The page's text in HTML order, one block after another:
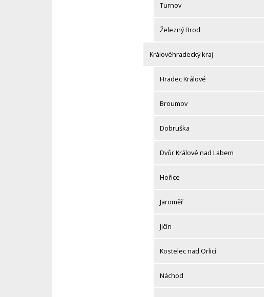
Turnov
Železný Brod
Královéhradecký kraj
Hradec Králové
Broumov
Dobruška
Dvůr Králové nad Labem
Hořice
Jaroměř
Jičín
Kostelec nad Orlicí
Náchod